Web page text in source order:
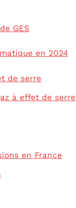
GES
en 2024
de serre
à effet de serre
en France